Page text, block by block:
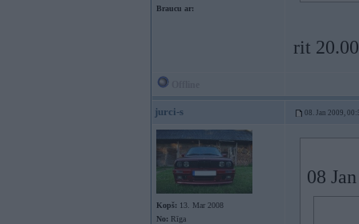
Braucu ar:
rit
jurci-s 08. Jan 2009,
Kopš: 13. Mar 2008
No: Rīga
08